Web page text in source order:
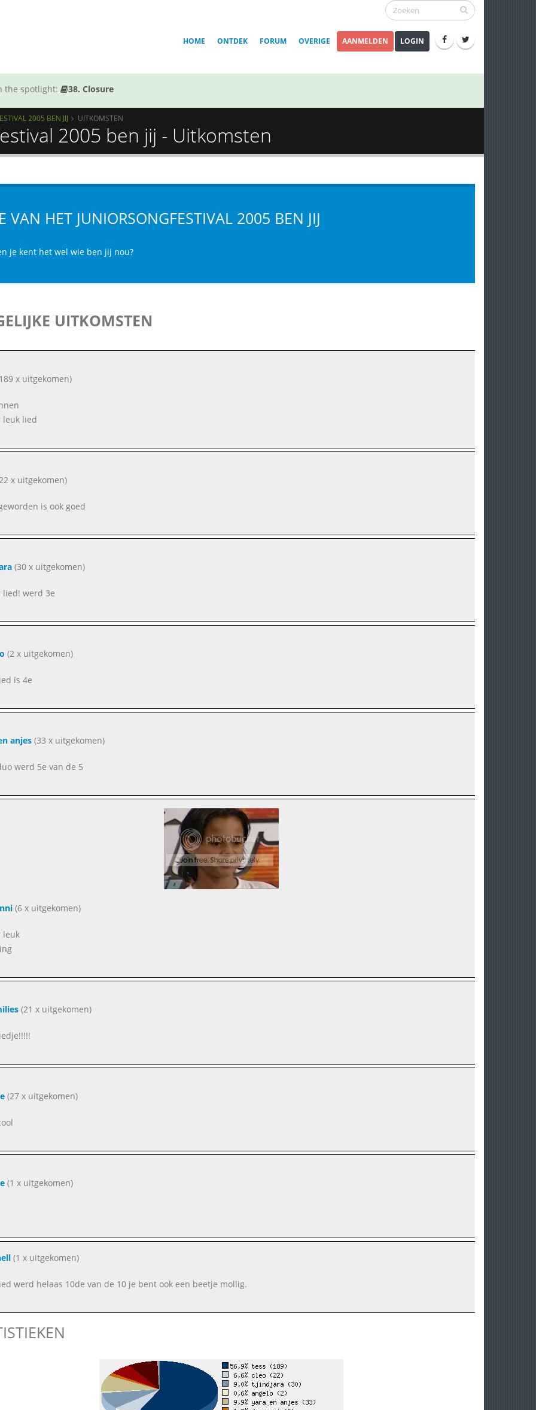
HOME ONTDEK FORUM OVERIGE AANMELDEN LOGIN
the spotlight: 38. Closure
2005 BEN JIJ UITKOMSTEN
2005 ben jij - Uitkomsten
VAN HET JUNIORSONGFESTIVAL 2005 BEN JIJ
je kent het wel wie ben jij nou?
UITKOMSTEN
x uitgekomen)
leuk lied
x uitgekomen)
is ook goed
(30 x uitgekomen)
lied! werd 3e
(2 x uitgekomen)
is 4e
anjes(33 x uitgekomen)
werd 5e van de 5
(6 x uitgekomen)
leuk
(21 x uitgekomen)
(27 x uitgekomen)
(1 x uitgekomen)
(1 x uitgekomen)
werd helaas 10de van de 10 je bent ook een beetje mollig.